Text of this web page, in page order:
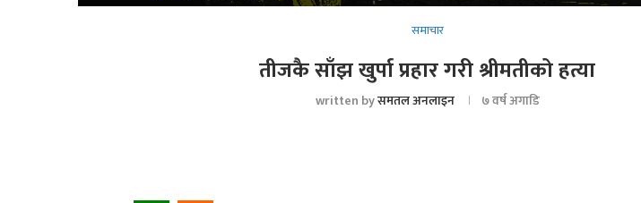
समाचार
तीजकै साँझ खुर्पा प्रहार गरी श्रीमतीको हत्या
written byसमतल अनलाइन ७ वर्ष अगाडि